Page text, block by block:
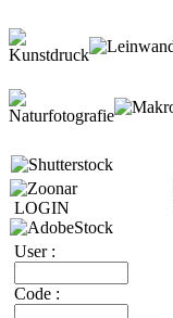
LOGIN
User :
Code :